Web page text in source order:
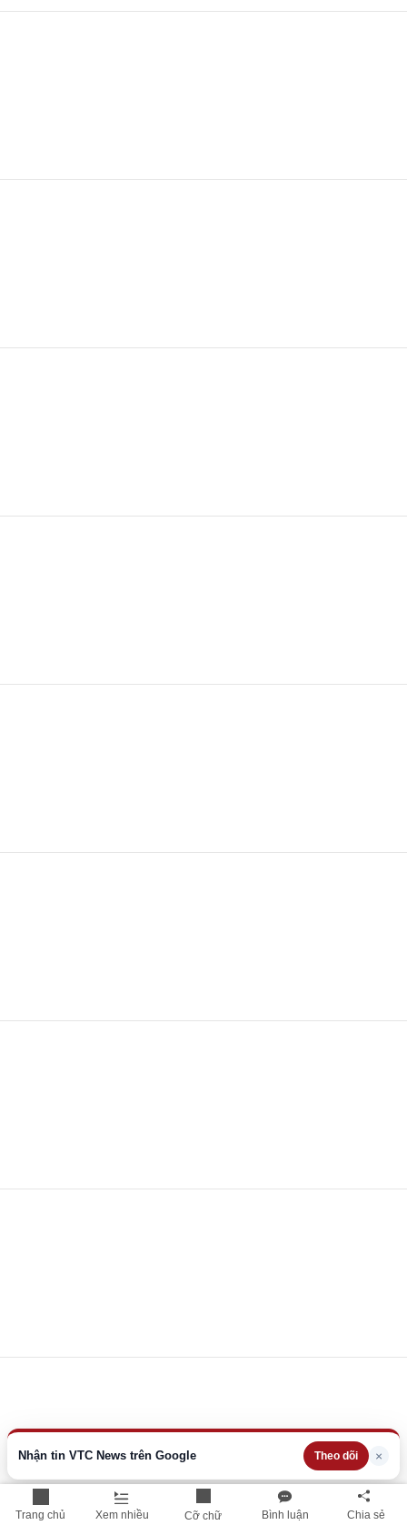
Trang chủ Xem nhiều Cỡ chữ Bình luận Chia sẻ
Nhận tin VTC News trên Google Theo dõi ×